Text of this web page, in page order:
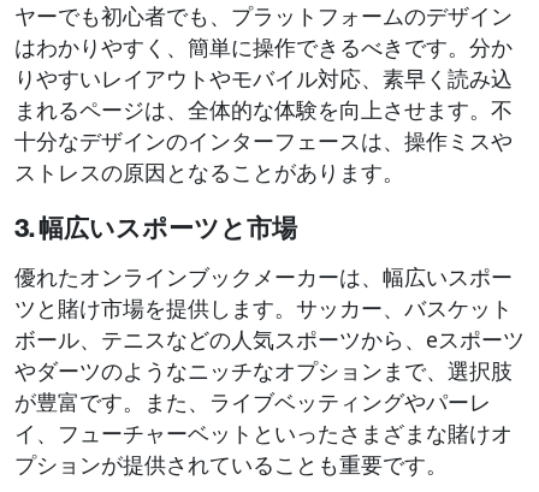
ヤーでも初心者でも、プラットフォームのデザイン
はわかりやすく、簡単に操作できるべきです。分か
りやすいレイアウトやモバイル対応、素早く読み込
まれるページは、全体的な体験を向上させます。不
十分なデザインのインターフェースは、操作ミスや
ストレスの原因となることがあります。
3. 幅広いスポーツと市場
優れたオンラインブックメーカーは、幅広いスポー
ツと賭け市場を提供します。サッカー、バスケット
ボール、テニスなどの人気スポーツから、eスポーツ
やダーツのようなニッチなオプションまで、選択肢
が豊富です。また、ライブベッティングやパーレ
イ、フューチャーベットといったさまざまな賭けオ
プションが提供されていることも重要です。